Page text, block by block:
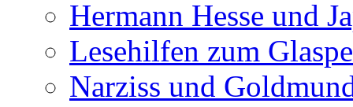
Hermann Hesse und
Lesehilfen zum
Narziss und